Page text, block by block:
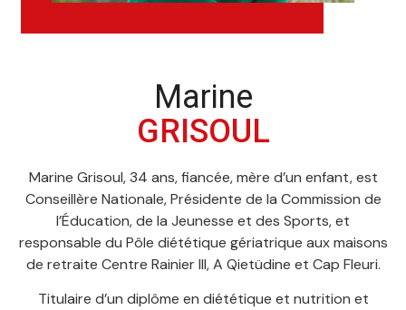
Marine
GRISOUL
Marine Grisoul, 34 ans, fiancée, mère d’un enfant, est
Conseillère Nationale, Présidente de la Commission de
l’Éducation, de la Jeunesse et des Sports, et
responsable du Pôle diététique gériatrique aux maisons
de retraite Centre Rainier III, A Qietüdine et Cap Fleuri.
Titulaire d’un diplôme en diététique et nutrition et